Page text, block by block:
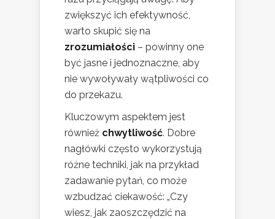
zwiększyć ich efektywność,
warto skupić się na
zrozumiałości – powinny one
być jasne i jednoznaczne, aby
nie wywoływały wątpliwości co
do przekazu.
Kluczowym aspektem jest
również chwytliwość. Dobre
nagłówki często wykorzystują
różne techniki, jak na przykład
zadawanie pytań, co może
wzbudzać ciekawość: „Czy
wiesz, jak zaoszczędzić na